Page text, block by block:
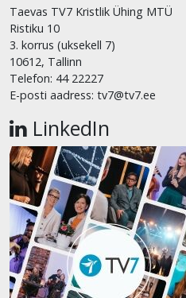
Taevas TV7 Kristlik Ühing MTÜ
Ristiku 10
3. korrus (uksekell 7)
10612, Tallinn
Telefon: 44 22227
E-posti aadress: tv7@tv7.ee
LinkedIn